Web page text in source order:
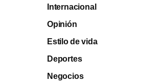
Internacional
Opinión
Estilo de vida
Deportes
Negocios